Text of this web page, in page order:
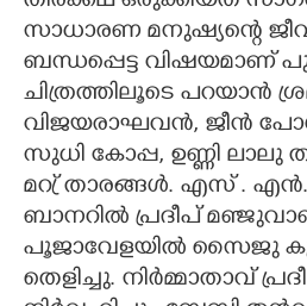
സാധാരണ മനുഷ്യന്റെ
ബന്ധപ്പെട്ട വിഷയമാണ്
ചിത്രത്തിലൂടെ പറയാൻ
വിജയരാഘവൻ, ജീൻ
സുധി കോപ്പ, ഉണ്ണി ലാലു
മറ്ര് താരങ്ങൾ. എസ് .
ബാനറിൽ പ്രദീപ്
പൂജാവേളയിൽ സൈജു
തെളിച്ചു. നിർമ്മാതാവ്